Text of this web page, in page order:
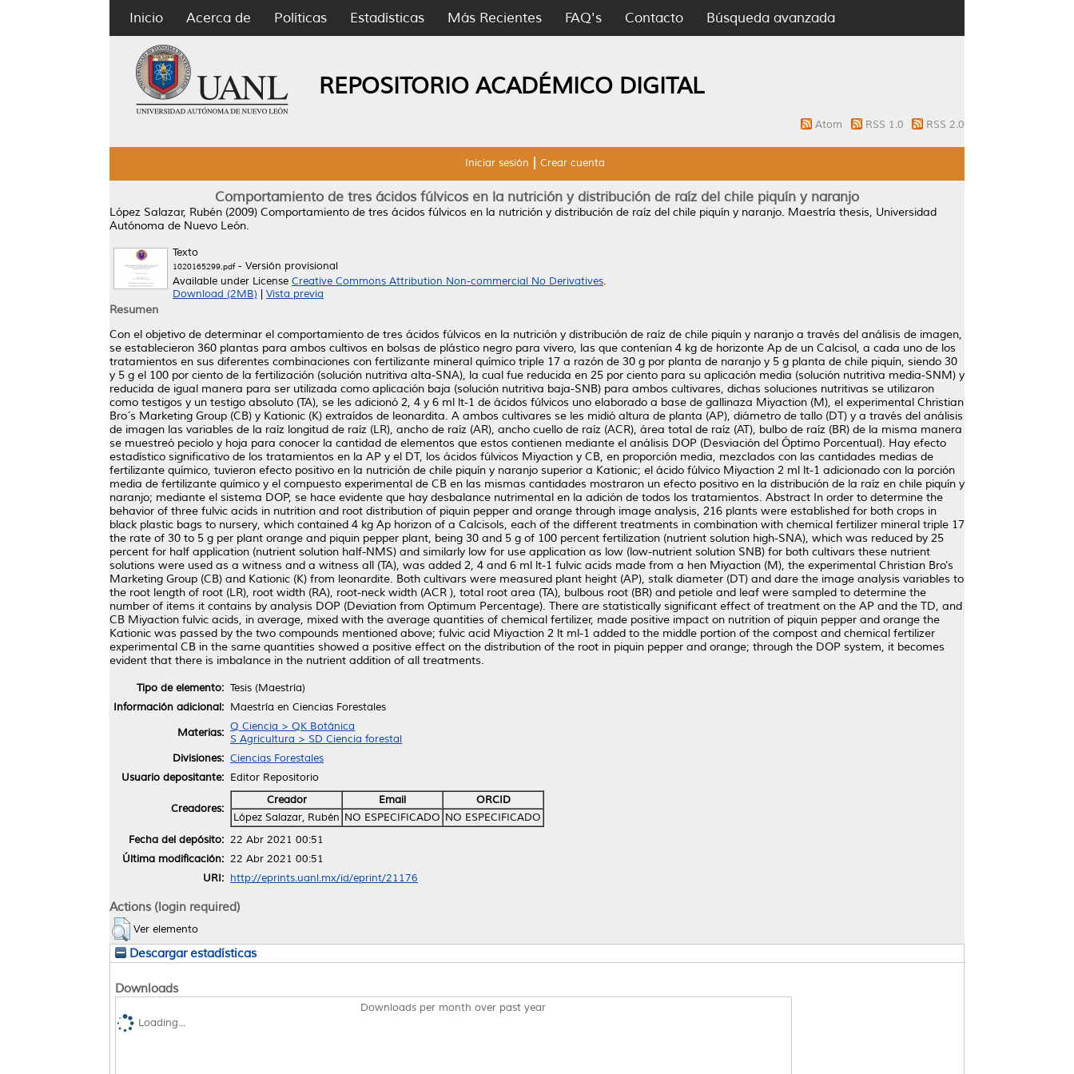
Inicio Acerca de Políticas Estadísticas Más Recientes FAQ's Contacto Búsqueda avanzada
REPOSITORIO ACADÉMICO DIGITAL
Atom RSS 1.0 RSS 2.0
Iniciar sesión Crear cuenta
Comportamiento de tres ácidos fúlvicos en la nutrición y distribución de raíz del chile piquín y naranjo
López Salazar, Rubén (2009) Comportamiento de tres ácidos fúlvicos en la nutrición y distribución de raíz del chile piquín y naranjo. Maestría thesis, Universidad
Autónoma de Nuevo León.
Texto
1020165299.pdf- Versión provisional
Available under License Creative Commons Attribution Non-commercial No Derivatives.
Download (2MB)
Vista previa
Resumen
Con el objetivo de determinar el comportamiento de tres ácidos fúlvicos en la nutrición y distribución de raíz de chile piquín y naranjo a través del análisis de imagen,
se establecieron 360 plantas para ambos cultivos en bolsas de plástico negro para vivero, las que contenían 4 kg de horizonte Ap de un Calcisol, a cada uno de los
tratamientos en sus diferentes combinaciones con fertilizante mineral químico triple 17 a razón de 30 g por planta de naranjo y 5 g planta de chile piquín, siendo 30
y 5 g el 100 por ciento de la fertilización (solución nutritiva alta-SNA), la cual fue reducida en 25 por ciento para su aplicación media (solución nutritiva media-SNM) y
reducida de igual manera para ser utilizada como aplicación baja (solución nutritiva baja-SNB) para ambos cultivares, dichas soluciones nutritivas se utilizaron
como testigos y un testigo absoluto (TA), se les adicionó 2, 4 y 6 ml lt-1 de ácidos fúlvicos uno elaborado a base de gallinaza Miyaction (M), el experimental Christian
Bro´s Marketing Group (CB) y Kationic (K) extraídos de leonardita. A ambos cultivares se les midió altura de planta (AP), diámetro de tallo (DT) y a través del análisis
de imagen las variables de la raíz longitud de raíz (LR), ancho de raíz (AR), ancho cuello de raíz (ACR), área total de raíz (AT), bulbo de raíz (BR) de la misma manera
se muestreó peciolo y hoja para conocer la cantidad de elementos que estos contienen mediante el análisis DOP (Desviación del Óptimo Porcentual). Hay efecto
estadístico significativo de los tratamientos en la AP y el DT, los ácidos fúlvicos Miyaction y CB, en proporción media, mezclados con las cantidades medias de
fertilizante químico, tuvieron efecto positivo en la nutrición de chile piquín y naranjo superior a Kationic; el ácido fúlvico Miyaction 2 ml lt-1 adicionado con la porción
media de fertilizante químico y el compuesto experimental de CB en las mismas cantidades mostraron un efecto positivo en la distribución de la raíz en chile piquín y
naranjo; mediante el sistema DOP, se hace evidente que hay desbalance nutrimental en la adición de todos los tratamientos. Abstract In order to determine the
behavior of three fulvic acids in nutrition and root distribution of piquin pepper and orange through image analysis, 216 plants were established for both crops in
black plastic bags to nursery, which contained 4 kg Ap horizon of a Calcisols, each of the different treatments in combination with chemical fertilizer mineral triple 17
the rate of 30 to 5 g per plant orange and piquin pepper plant, being 30 and 5 g of 100 percent fertilization (nutrient solution high-SNA), which was reduced by 25
percent for half application (nutrient solution half-NMS) and similarly low for use application as low (low-nutrient solution SNB) for both cultivars these nutrient
solutions were used as a witness and a witness all (TA), was added 2, 4 and 6 ml lt-1 fulvic acids made from a hen Miyaction (M), the experimental Christian Bro's
Marketing Group (CB) and Kationic (K) from leonardite. Both cultivars were measured plant height (AP), stalk diameter (DT) and dare the image analysis variables to
the root length of root (LR), root width (RA), root-neck width (ACR ), total root area (TA), bulbous root (BR) and petiole and leaf were sampled to determine the
number of items it contains by analysis DOP (Deviation from Optimum Percentage). There are statistically significant effect of treatment on the AP and the TD, and
CB Miyaction fulvic acids, in average, mixed with the average quantities of chemical fertilizer, made positive impact on nutrition of piquin pepper and orange the
Kationic was passed by the two compounds mentioned above; fulvic acid Miyaction 2 lt ml-1 added to the middle portion of the compost and chemical fertilizer
experimental CB in the same quantities showed a positive effect on the distribution of the root in piquin pepper and orange; through the DOP system, it becomes
evident that there is imbalance in the nutrient addition of all treatments.
Tipo de elemento: Tesis (Maestría)
Información adicional: Maestría en Ciencias Forestales
Materias: Q Ciencia > QK Botánica
S Agricultura > SD Ciencia forestal
Divisiones: Ciencias Forestales
Usuario depositante: Editor Repositorio
Creadores:
Creador Email
ORCID
López Salazar, Rubén NO ESPECIFICADO NO ESPECIFICADO
Fecha del depósito: 22 Abr 2021 00:51
Última modificación: 22 Abr 2021 00:51
URI: http://eprints.uanl.mx/id/eprint/21176
Actions (login required)
Ver elemento
Descargar estadísticas
Downloads
Downloads per month over past year
Loading...